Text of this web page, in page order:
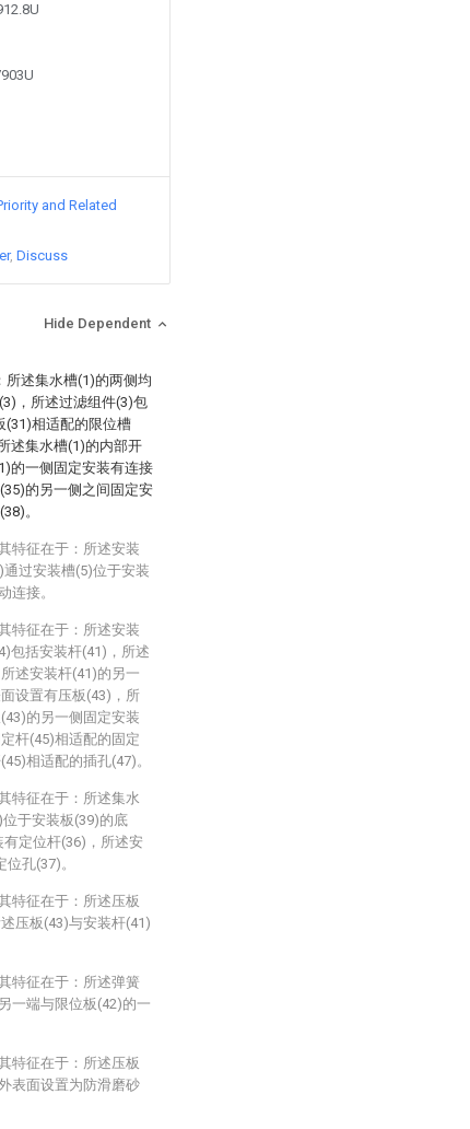
and Related
Discuss
Hide Dependent
所述集水槽(1)的两侧均
，所述过滤组件(3)包
(31)相适配的限位槽
述集水槽(1)的内部开
的一侧固定安装有连接
的另一侧之间固定安
。
特征在于：所述安装
过安装槽(5)位于安装
连接。
特征在于：所述安装
包括安装杆(41)，所述
述安装杆(41)的另一
设置有压板(43)，所
的另一侧固定安装
杆(45)相适配的固定
相适配的插孔(47)。
特征在于：所述集水
于安装板(39)的底
定位杆(36)，所述安
孔(37)。
特征在于：所述压板
压板(43)与安装杆(41)
特征在于：所述弹簧
一端与限位板(42)的一
特征在于：所述压板
表面设置为防滑磨砂